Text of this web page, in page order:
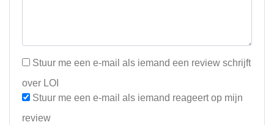
Stuur me een e-mail als iemand een review schrijft
over LOI
Stuur me een e-mail als iemand reageert op mijn
review